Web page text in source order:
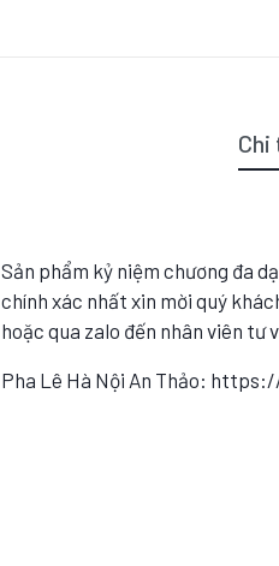
Sản phẩm kỷ niệm chương đa
chính xác nhất xin mời quý
hoặc qua zalo đến nhân viên tư
Pha Lê Hà Nội An Thảo: